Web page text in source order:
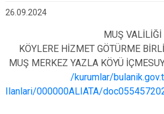
26.09.2024
MUŞ VALİLİĞİ
KÖYLERE HİZMET GÖTÜRME
MUŞ MERKEZ YAZLA KÖYÜ
/kurumlar/
Ilanlari/000000ALIATA/